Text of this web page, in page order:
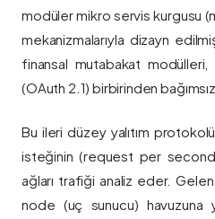
modüler mikro servis kurgusu
mekanizmalarıyla dizayn
finansal mutabakat
(OAuth 2.1) birbirinden
Bu ileri düzey yalıtım
isteğinin (request per
ağları trafiği analiz eder.
node (uç sunucu) havuzuna